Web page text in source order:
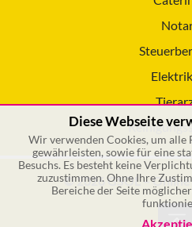
© 2026 GSOL –
Diese Webseite
Wir verwenden Cookies, um alle
gewährleisten, sowie für eine
Besuchs. Es besteht keine
zuzustimmen. Ohne Ihre
Bereiche der Seite